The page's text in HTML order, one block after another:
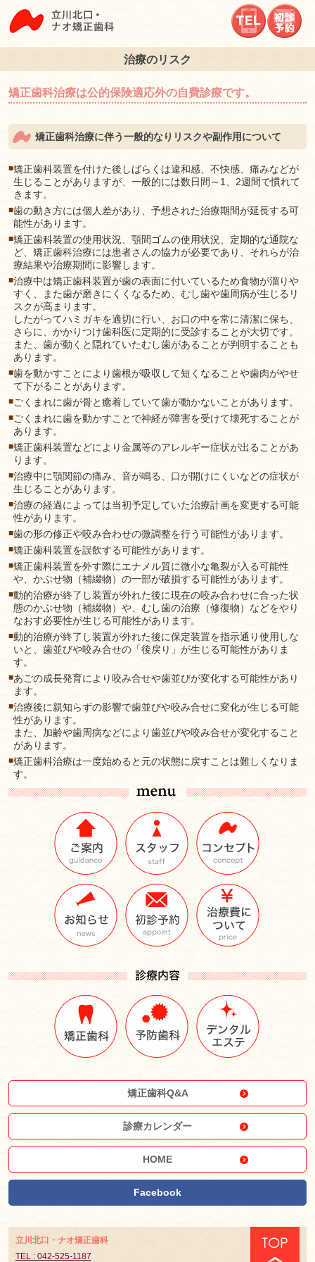
立川北口ナオ矯正歯
治療のリスク
矯正歯科治療は公的保険適応外の自費診療です。
矯正歯科治療に伴う一般的なりリスクや副作用について
■矯正歯科装置を付けた後しばらくは違和感、不快感、痛みなどが
生じることがありますが、一般的には数日間～1、2週間で慣れて
きます。
■歯の動き方には個人差があり、予想された治療期間が延長する可
能性があります。
■矯正歯科装置の使用状況、顎間ゴムの使用状況、定期的な通院な
ど、矯正歯科治療には患者さんの協力が必要であり、それらが治
療結果や治療期間に影響します。
■治療中は矯正歯科装置が歯の表面に付いているため食物が溜りや
すく、また歯が磨きにくくなるため、むし歯や歯周病が生じるリ
スクが高まります。
したがってハミガキを適切に行い、お口の中を常に清潔に保ち、
さらに、かかりつけ歯科医に定期的に受診することが大切です。
また、歯が動くと隠れていたむし歯があることが判明することも
あります。
■歯を動かすことにより歯根が吸収して短くなることや歯肉がやせ
て下がることがあります。
■ごくまれに歯が骨と癒着していて歯が動かないことがあります。
■ごくまれに歯を動かすことで神経が障害を受けて壊死することが
あります。
■矯正歯科装置などにより金属等のアレルギー症状が出ることがあ
ります。
■治療中に顎関節の痛み、音が鳴る、口が開けにくいなどの症状が
生じることがあります。
■治療の経過によっては当初予定していた治療計画を変更する可能
性があります。
■歯の形の修正や咬み合わせの微調整を行う可能性があります。
■矯正歯科装置を誤飲する可能性があります。
■矯正歯科装置を外す際にエナメル質に微小な亀裂が入る可能性
や、かぶせ物（補綴物）の一部が破損する可能性があります。
■動的治療が終了し装置が外れた後に現在の咬み合わせに合った状
態のかぶせ物（補綴物）や、むし歯の治療（修復物）などをやり
なおす必要性が生じる可能性があります。
■動的治療が終了し装置が外れた後に保定装置を指示通り使用しな
いと、歯並びや咬み合せの「後戻り」が生じる可能性がありま
す。
■あごの成長発育により咬み合せや歯並びが変化する可能性があり
ます。
■治療後に親知らずの影響で歯並びや咬み合せに変化が生じる可能
性があります。
また、加齢や歯周病などにより歯並びや咬み合せが変化すること
があります。
■矯正歯科治療は一度始めると元の状態に戻すことは難しくなりま
す。
矯正歯科Q&A
診療カレンダー
HOME
Facebook
立川北口・ナオ矯正歯科
TEL : 042-525-1187